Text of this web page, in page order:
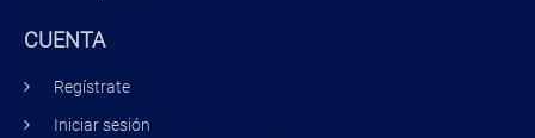
CUENTA
Regístrate
Iniciar sesión